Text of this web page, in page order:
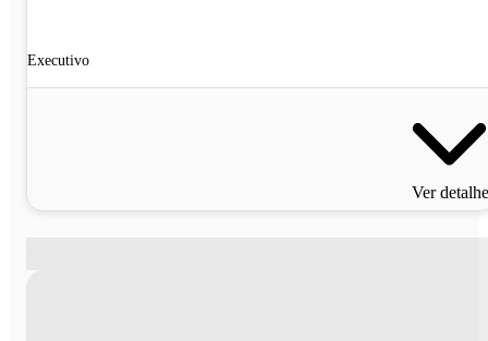
Executivo
Ver